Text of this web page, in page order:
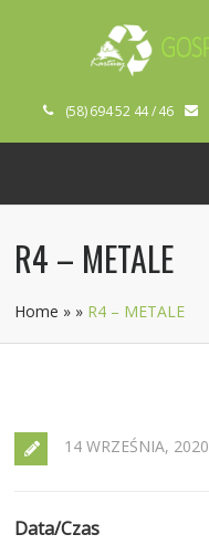
(58) 694 52 44 / 46
R4 – METALE
Home » » R4 – METALE
14 WRZEŚNIA, 2020
Data/Czas